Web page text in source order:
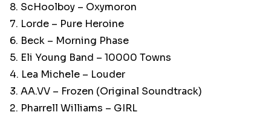
8. ScHoolboy – Oxymoron
7. Lorde – Pure Heroine
6. Beck – Morning Phase
5. Eli Young Band – 10000 Towns
4. Lea Michele – Louder
3. AA.VV – Frozen (Original Soundtrack)
2. Pharrell Williams – GIRL